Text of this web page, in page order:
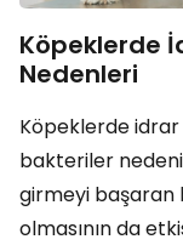
Köpeklerde
Nedenleri
Köpeklerde
bakteriler
girmeyi başaran
olmasının da